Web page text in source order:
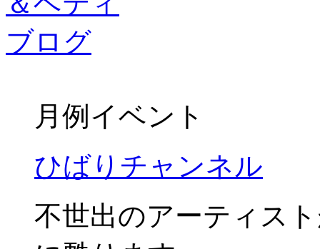
月例イベント
ひばりチャンネル
不世出のアーティス